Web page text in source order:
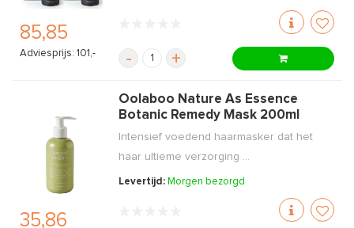
85,85
Adviesprijs: 101,- - +
35,86
Oolaboo Nature As Essence
Botanic Remedy Mask 200ml
Intensief voedend haarmasker dat het
haar ultieme verzorging ...
Levertijd: Morgen bezorgd